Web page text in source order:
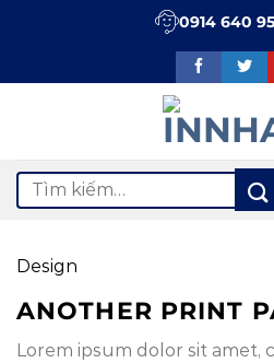
0914 640
Tìm
kiếm:
Design
ANOTHER PRINT
Lorem ipsum dolor sit amet,